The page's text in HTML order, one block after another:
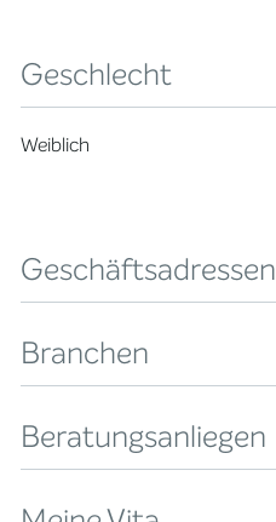
Geschlecht
Weiblich
Geschäftsadressen
Branchen
Beratungsanliegen